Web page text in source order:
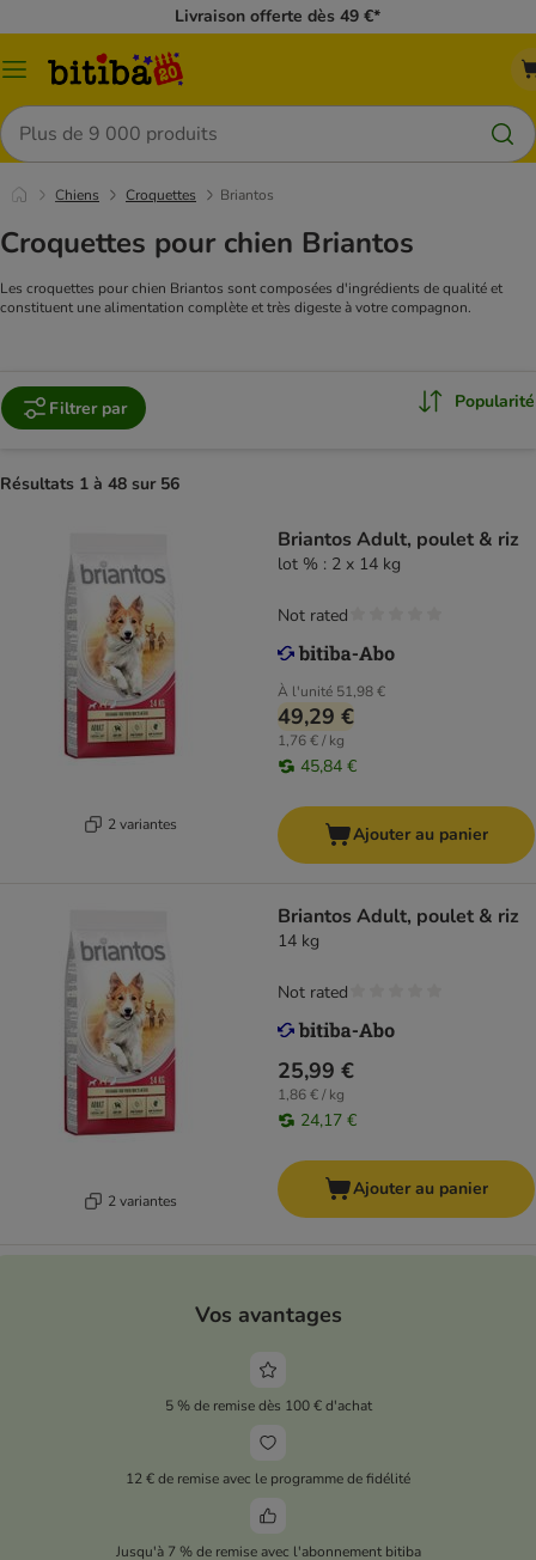
Livraison offerte dès 49 €*
Menu
Rechercher
Chiens Croquettes Briantos
Croquettes pour chien Briantos
Les croquettes pour chien Briantos sont composées d'ingrédients de qualité et
constituent une alimentation complète et très digeste à votre compagnon.
Filtrer par Popularité
Résultats 1 à 48 sur 56
2 variantes
Briantos Adult, poulet & riz
lot % : 2 x 14 kg
À l'unité 51,98 €
49,29 €
1,76 € / kg
45,84 €
Not rated
Ajouter au panier
2 variantes
Briantos Adult, poulet & riz
14 kg
25,99 €
1,86 € / kg
24,17 €
Not rated
Ajouter au panier
Vos avantages
5 % de remise dès 100 € d'achat
12 € de remise avec le programme de fidélité
Jusqu'à 7 % de remise avec l'abonnement bitiba